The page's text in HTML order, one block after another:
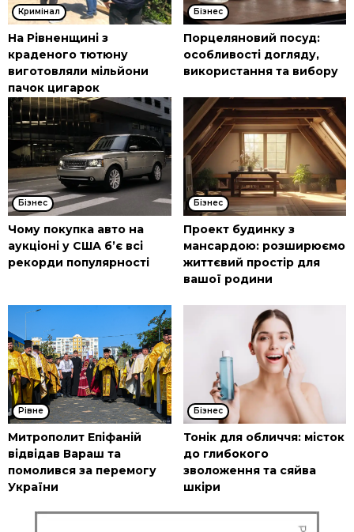
Кримінал
На Рівненщині з
краденого тютюну
виготовляли мільйони
пачок цигарок
Бізнес
Порцеляновий посуд:
особливості догляду,
використання та вибору
Бізнес
Чому покупка авто на
аукціоні у США б’є всі
рекорди популярності
Бізнес
Проект будинку з
мансардою: розширюємо
життєвий простір для
вашої родини
Рівне
Митрополит Епіфаній
відвідав Вараш та
помолився за перемогу
України
Бізнес
Тонік для обличчя: місток
до глибокого
зволоження та сяйва
шкіри